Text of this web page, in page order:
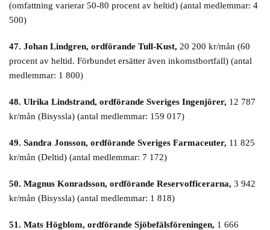
(omfattning varierar 50-80 procent av heltid) (antal medlemmar: 4
500)
47. Johan Lindgren, ordförande Tull-Kust, 20 200 kr/mån (60
procent av heltid. Förbundet ersätter även inkomstbortfall) (antal
medlemmar: 1 800)
48. Ulrika Lindstrand, ordförande Sveriges Ingenjörer, 12 787
kr/mån (Bisyssla) (antal medlemmar: 159 017)
49. Sandra Jonsson, ordförande Sveriges Farmaceuter, 11 825
kr/mån (Deltid) (antal medlemmar: 7 172)
50. Magnus Konradsson, ordförande Reservofficerarna, 3 942
kr/mån (Bisyssla) (antal medlemmar: 1 818)
51. Mats Högblom, ordförande Sjöbefälsföreningen, 1 666